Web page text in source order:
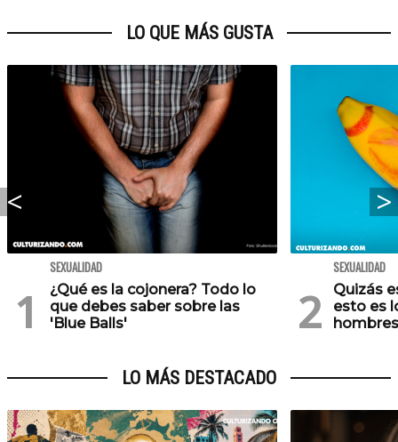
LO QUE MÁS GUSTA
SEXUALIDAD
¿Qué es la cojonera? Todo lo
que debes saber sobre las
'Blue Balls'
SEXUALIDAD
Quizás
esto es
hombres
LO MÁS DESTACADO